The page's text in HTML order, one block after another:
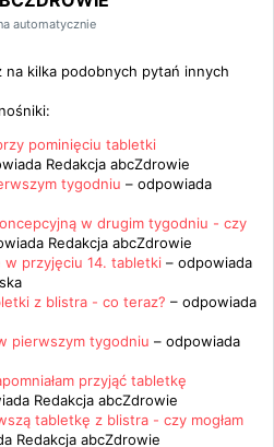
automatycznie
kilka podobnych pytań innych
pominięciu tabletki
Redakcja abcZdrowie
tygodniu – odpowiada
w drugim tygodniu - czy
Redakcja abcZdrowie
przyjęciu 14. tabletki – odpowiada
z blistra - co teraz? – odpowiada
pierwszym tygodniu – odpowiada
przyjąć tabletkę
Redakcja abcZdrowie
tabletkę z blistra - czy mogłam
Redakcja abcZdrowie